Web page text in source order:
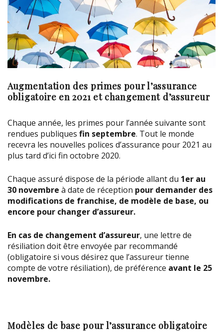
Augmentation des primes pour l’assurance
obligatoire en 2021 et changement d’assureur
Chaque année, les primes pour l’année suivante sont
rendues publiques fin septembre. Tout le monde
recevra les nouvelles polices d’assurance pour 2021 au
plus tard d’ici fin octobre 2020.
Chaque assuré dispose de la période allant du 1er au
30 novembre à date de réception pour demander des
modifications de franchise, de modèle de base, ou
encore pour changer d’assureur.
En cas de changement d’assureur, une lettre de
résiliation doit être envoyée par recommandé
(obligatoire si vous désirez que l’assureur tienne
compte de votre résiliation), de préférence avant le 25
novembre.
Modèles de base pour l’assurance obligatoire